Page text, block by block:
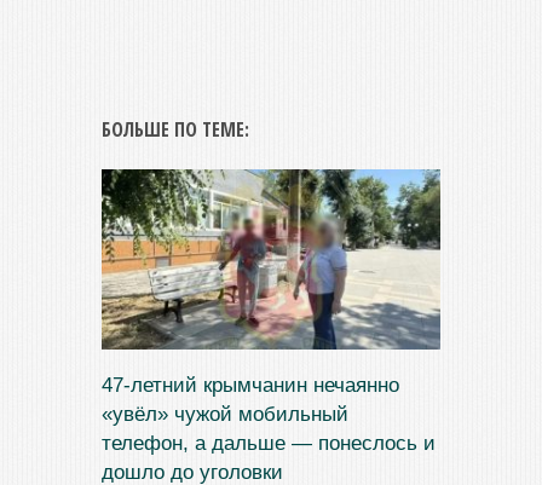
БОЛЬШЕ ПО ТЕМЕ:
47‑летний крымчанин нечаянно
«увёл» чужой мобильный
телефон, а дальше — понеслось и
дошло до уголовки